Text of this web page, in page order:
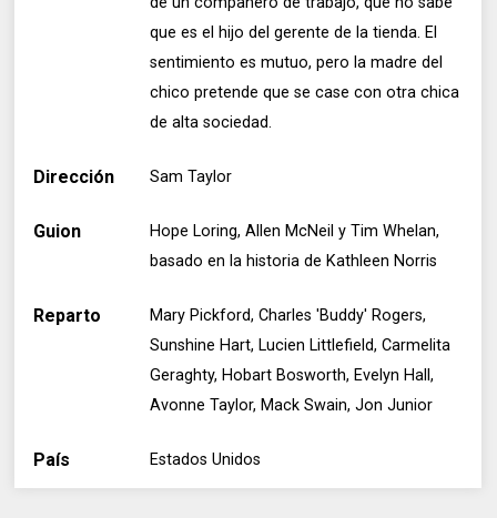
que es el hijo del gerente de la tienda. El
sentimiento es mutuo, pero la madre del
chico pretende que se case con otra chica
de alta sociedad.
Dirección Sam Taylor
Guion
Hope Loring, Allen McNeil y Tim Whelan,
basado en la historia de Kathleen Norris
Reparto
Mary Pickford, Charles 'Buddy' Rogers,
Sunshine Hart, Lucien Littlefield, Carmelita
Geraghty, Hobart Bosworth, Evelyn Hall,
Avonne Taylor, Mack Swain, Jon Junior
País Estados Unidos